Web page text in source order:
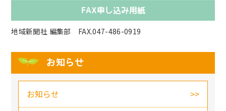
FAX申し込み用紙
地域新聞社 編集部 FAX.047-486-0919
お知らせ
お知らせ